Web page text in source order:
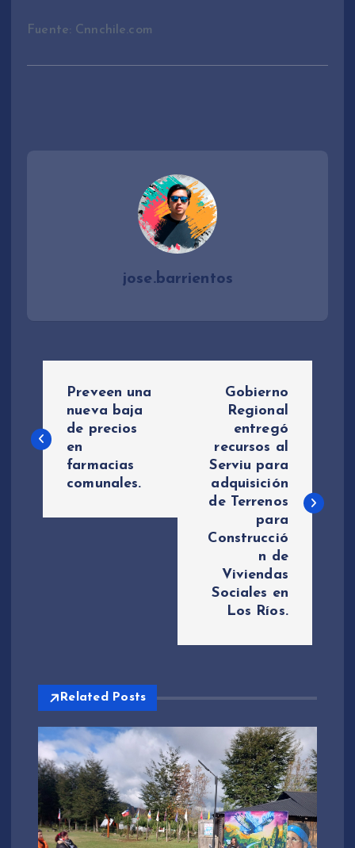
Fuente: Cnnchile.com
jose.barrientos
v
ó
n
d
e
Preveen una
nueva baja
de precios
en
farmacias
comunales.
Gobierno
Regional
entregó
recursos al
Serviu para
adquisición
de Terrenos
para
Construcció
n de
Viviendas
Sociales en
Los Ríos.
Related Posts